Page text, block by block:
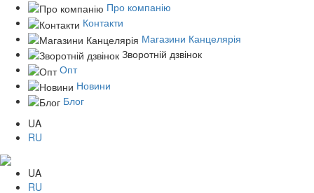
Про компанію
Контакти
Магазини Канцелярія
Зворотній дзвінок
Опт
Новини
Блог
UA
RU
UA
RU